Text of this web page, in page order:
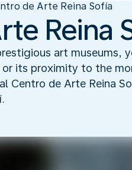
de Arte Reina Sofía
Reina
art museums,
or its proximity to the
Centro de Arte Reina